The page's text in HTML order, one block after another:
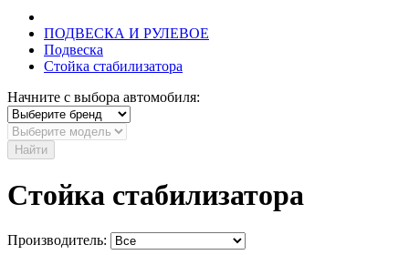
ПОДВЕСКА И РУЛЕВОЕ
Подвеска
Стойка стабилизатора
Начните с выбора автомобиля:
Найти
Стойка стабилизатора
Производитель: